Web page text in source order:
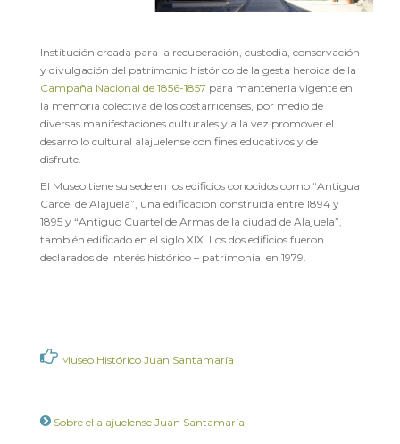
Institución creada para la recuperación, custodia, conservación
y divulgación del patrimonio histórico de la gesta heroica de la
Campaña Nacional de 1856-1857 para mantenerla vigente en
la memoria colectiva de los costarricenses, por medio de
diversas manifestaciones culturales y a la vez promover el
desarrollo cultural alajuelense con fines educativos y de
disfrute.
El Museo tiene su sede en los edificios conocidos como “Antigua
Cárcel de Alajuela”, una edificación construida entre 1894 y
1895 y “Antiguo Cuartel de Armas de la ciudad de Alajuela”,
también edificado en el siglo XIX. Los dos edificios fueron
declarados de interés histórico – patrimonial en 1979.
Museo Histórico Juan Santamaría
Sobre el alajuelense Juan Santamaría